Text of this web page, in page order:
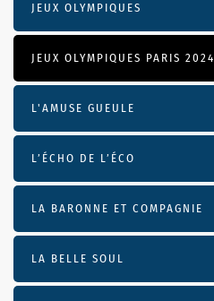
JEUX OLYMPIQUES
JEUX OLYMPIQUES PARIS 2024
L'AMUSE GUEULE
L’ÉCHO DE L’ÉCO
LA BARONNE ET COMPAGNIE
LA BELLE SOUL